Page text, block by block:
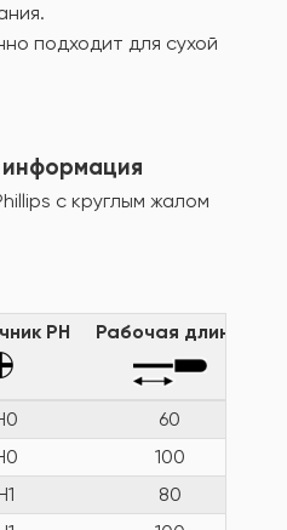
подходит для сухой
с круглым жалом
PH Рабочая длина
60
100
80